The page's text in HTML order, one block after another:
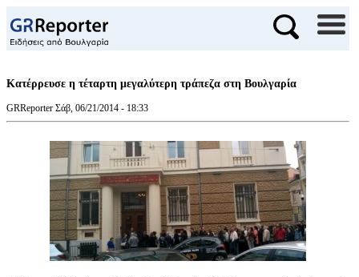
Κατέρρευσε η τέταρτη μεγαλύτερη τράπεζα στη Βουλγαρία
GRReporter Σάβ, 06/21/2014 - 18:33